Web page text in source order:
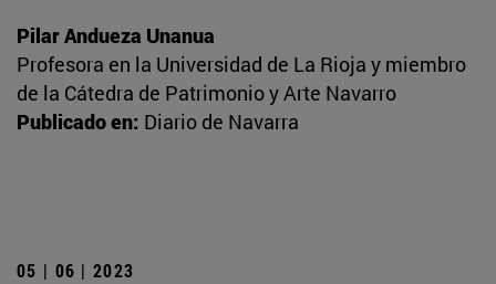
Pilar Andueza Unanua
Profesora en la Universidad de La Rioja y miembro
de la Cátedra de Patrimonio y Arte Navarro
Publicado en: Diario de Navarra
05 | 06 | 2023